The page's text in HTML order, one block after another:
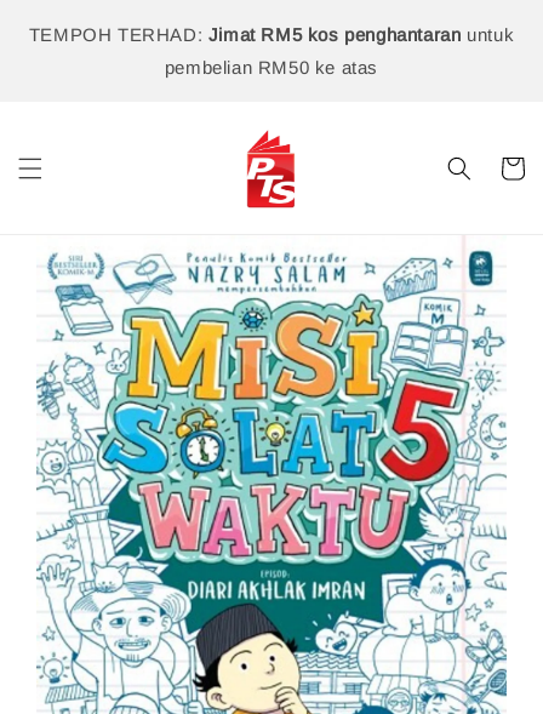
TEMPOH TERHAD: Jimat RM5 kos penghantaran untuk
pembelian RM50 ke atas